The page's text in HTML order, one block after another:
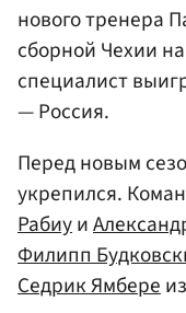
нового тренера
сборной Чехии
специалист
— Россия.
Перед новым
укрепился.
Рабиуи
Филипп
Седрик Ямбере